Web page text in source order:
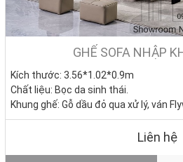
GHẾ SOFA NHẬP
Kích thước: 3.56*1.02*0.9m
Chất liệu: Bọc da sinh thái.
Khung ghế: Gỗ dầu đỏ qua xử lý, ván
Nệm ngồi: Mút D40 cao cấp
Liên hệ